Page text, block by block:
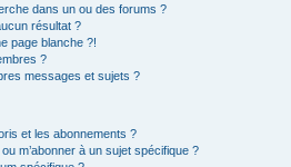
dans un ou des forums ?
résultat ?
page blanche ?!
?
messages et sujets ?
et les abonnements ?
m’abonner à un sujet spécifique ?